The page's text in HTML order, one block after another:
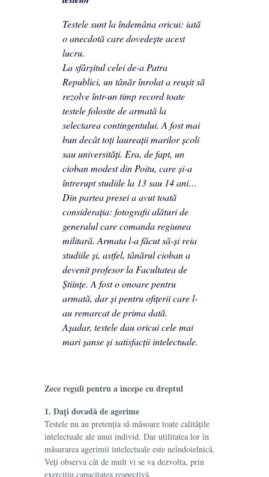
Testele sunt la îndemâna oricui: iată
o anecdotă care dovedește acest
lucru.
La sfârșitul celei de-a Patra
Republici, un tânăr înrolat a reușit să
rezolve într-un timp record toate
testele folosite de armată la
selectarea contingentului. A fost mai
bun decât toți laureații marilor școli
sau universități. Era, de fapt, un
cioban modest din Poitu, care și-a
întrerupt studiile la 13 sau 14 ani…
Din partea presei a avut toată
considerația: fotografii alături de
generalul care comanda regiunea
militară. Armata l-a făcut să-și reia
studiile și, astfel, tânărul cioban a
devenit profesor la Facultatea de
Științe. A fost o onoare pentru
armată, dar și pentru ofițerii care l-
au remarcat de prima dată.
Așadar, testele dau oricui cele mai
mari șanse și satisfacții intelectuale.
Zece reguli pentru a începe cu dreptul
1. Dați dovadă de agerime
Testele nu au pretenția să măsoare toate calitățile
intelectuale ale unui individ. Dar utilitatea lor în
măsurarea agerimii intelectuale este neîndoielnică.
Veți observa cât de mult vi se va dezvolta, prin
exercițiu,capacitatea respectivă.